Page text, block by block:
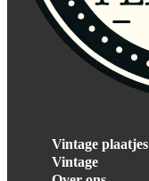
Vintage plaatjes
Vintage